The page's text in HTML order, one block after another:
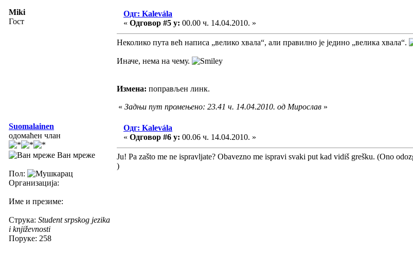
Miki
Гост
Одг: Kalevála
« Одговор #5 у: 00.00 ч. 14.04.2010. »
Неколико пута већ написа „велико хвала“, али правилно је једино „велика хвала“.
Иначе, нема на чему.
Измена: поправљен линк.
« Задњи пут промењено: 23.41 ч. 14.04.2010. од Мирослав »
Suomalainen
одомаћен члан
Ван мреже
Пол:
Организација:
Име и презиме:
Струка: Student srpskog jezika
i književnosti
Поруке: 258
Одг: Kalevála
« Одговор #6 у: 00.06 ч. 14.04.2010. »
Ju! Pa zašto me ne ispravljate? Obavezno me ispravi svaki put kad vidiš grešku. (Ono
)